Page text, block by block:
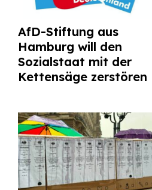
AfD-Stiftung aus
Hamburg will den
Sozialstaat mit der
Kettensäge zerstören